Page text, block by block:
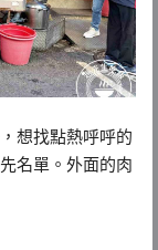
想找點熱呼呼的
名單。外面的肉